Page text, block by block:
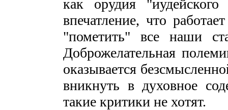
как орудия "иудейского
впечатление, что
"пометить" все наши
Доброжелательная
оказывается
вникнуть в духовное
такие критики не хотят.